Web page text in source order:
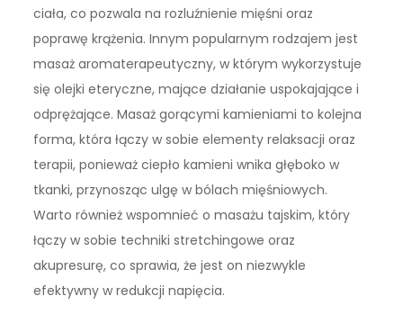
ciała, co pozwala na rozluźnienie mięśni oraz
poprawę krążenia. Innym popularnym rodzajem jest
masaż aromaterapeutyczny, w którym wykorzystuje
się olejki eteryczne, mające działanie uspokajające i
odprężające. Masaż gorącymi kamieniami to kolejna
forma, która łączy w sobie elementy relaksacji oraz
terapii, ponieważ ciepło kamieni wnika głęboko w
tkanki, przynosząc ulgę w bólach mięśniowych.
Warto również wspomnieć o masażu tajskim, który
łączy w sobie techniki stretchingowe oraz
akupresurę, co sprawia, że jest on niezwykle
efektywny w redukcji napięcia.